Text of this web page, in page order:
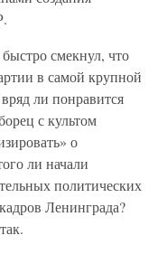
смекнул, что
в самой крупной
ли понравится
с культом
о
ли начали
политических
Ленинграда?